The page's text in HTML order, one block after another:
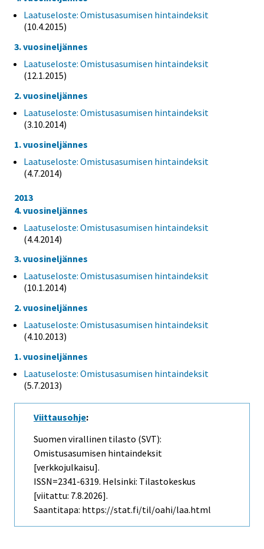
Laatuseloste: Omistusasumisen hintaindeksit
(10.4.2015)
3. vuosineljännes
Laatuseloste: Omistusasumisen hintaindeksit
(12.1.2015)
2. vuosineljännes
Laatuseloste: Omistusasumisen hintaindeksit
(3.10.2014)
1. vuosineljännes
Laatuseloste: Omistusasumisen hintaindeksit
(4.7.2014)
2013
4. vuosineljännes
Laatuseloste: Omistusasumisen hintaindeksit
(4.4.2014)
3. vuosineljännes
Laatuseloste: Omistusasumisen hintaindeksit
(10.1.2014)
2. vuosineljännes
Laatuseloste: Omistusasumisen hintaindeksit
(4.10.2013)
1. vuosineljännes
Laatuseloste: Omistusasumisen hintaindeksit
(5.7.2013)
Viittausohje:
Suomen virallinen tilasto (SVT):
Omistusasumisen hintaindeksit
[verkkojulkaisu].
ISSN=2341-6319. Helsinki: Tilastokeskus
[viitattu: 7.8.2026].
Saantitapa: https://stat.fi/til/oahi/laa.html